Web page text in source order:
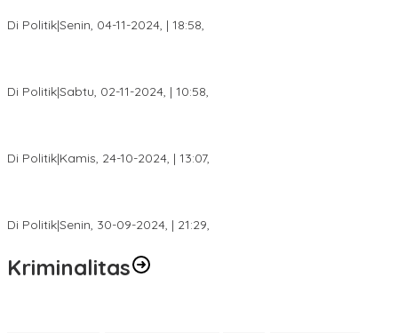
Di Politik|Senin, 04-11-2024, | 18:58,
Di Politik|Sabtu, 02-11-2024, | 10:58,
Di Politik|Kamis, 24-10-2024, | 13:07,
Di Politik|Senin, 30-09-2024, | 21:29,
Kriminalitas